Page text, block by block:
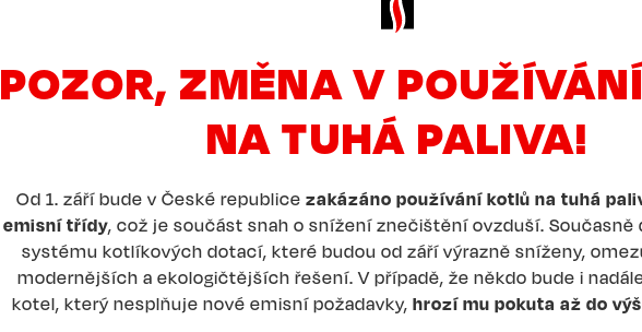
POZOR, ZMĚNA V
NA TUHÁ PALIVA!
Od 1. září bude v České republice zakázáno používání kotlů na tuhá
emisní třídy, což je součást snah o snížení znečištění ovzduší. Současně
systému kotlíkových dotací, které budou od září výrazně sníženy,
modernějších a ekologičtějších řešení. V případě, že někdo bude i
kotel, který nesplňuje nové emisní požadavky, hrozí mu pokuta až do